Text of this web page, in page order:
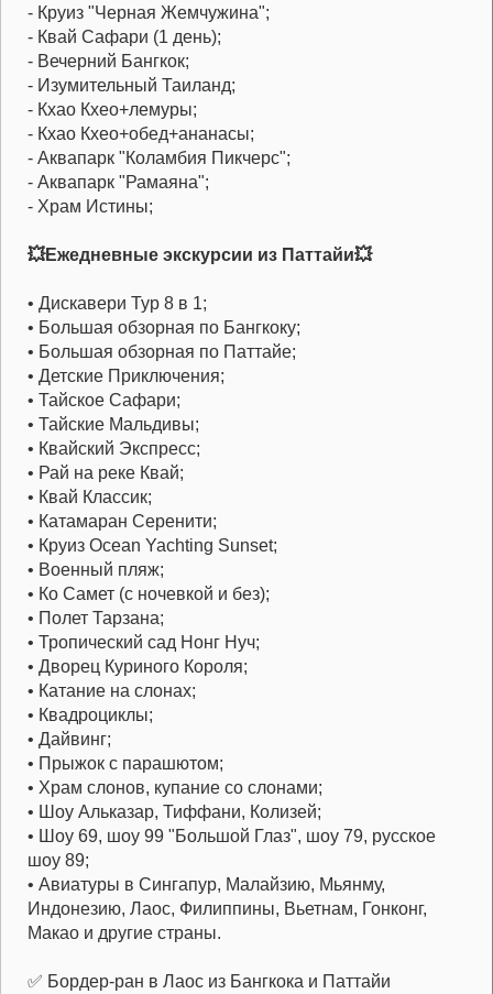
- Круиз "Черная Жемчужина";
- Квай Сафари (1 день);
- Вечерний Бангкок;
- Изумительный Таиланд;
- Кхао Кхео+лемуры;
- Кхао Кхео+обед+ананасы;
- Аквапарк "Коламбия Пикчерс";
- Аквапарк "Рамаяна";
- Храм Истины;
💥Ежедневные экскурсии из Паттайи💥
• Дискавери Тур 8 в 1;
• Большая обзорная по Бангкоку;
• Большая обзорная по Паттайе;
• Детские Приключения;
• Тайское Сафари;
• Тайские Мальдивы;
• Квайский Экспресс;
• Рай на реке Квай;
• Квай Классик;
• Катамаран Серенити;
• Круиз Ocean Yachting Sunset;
• Военный пляж;
• Ко Самет (с ночевкой и без);
• Полет Тарзана;
• Тропический сад Нонг Нуч;
• Дворец Куриного Короля;
• Катание на слонах;
• Квадроциклы;
• Дайвинг;
• Прыжок с парашютом;
• Храм слонов, купание со слонами;
• Шоу Альказар, Тиффани, Колизей;
• Шоу 69, шоу 99 "Большой Глаз", шоу 79, русское
шоу 89;
• Авиатуры в Сингапур, Малайзию, Мьянму,
Индонезию, Лаос, Филиппины, Вьетнам, Гонконг,
Макао и другие страны.
✅ Бордер-ран в Лаос из Бангкока и Паттайи